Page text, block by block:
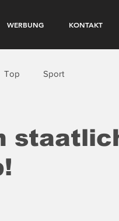
WERBUNG KONTAKT
Top Sport